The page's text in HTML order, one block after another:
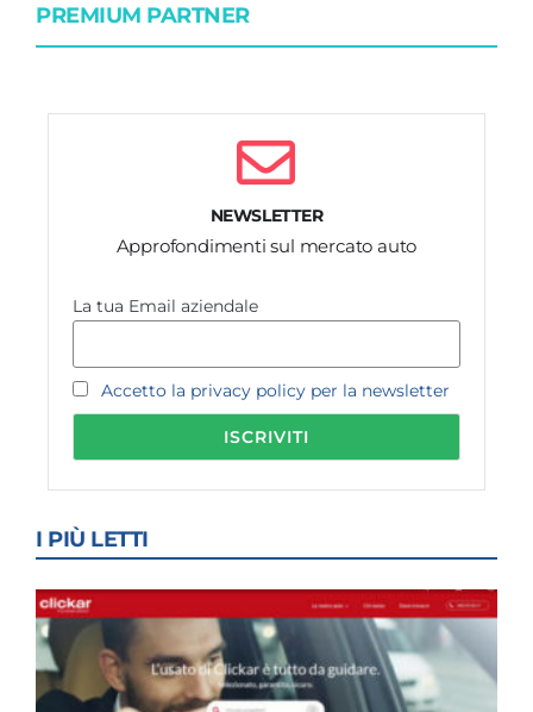
PREMIUM PARTNER
NEWSLETTER
Approfondimenti sul mercato auto
La tua Email aziendale
Accetto la privacy policy per la newsletter
I PIÙ LETTI